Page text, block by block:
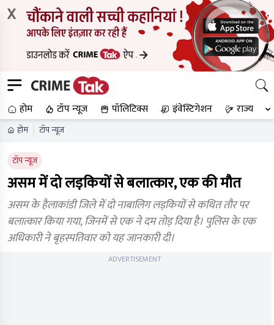
X
होम टॉप न्यूज पॉलिटिक्स इंवेस्टिगेशन राज्य
होम टॉप न्यूज
टॉप न्यूज
असम में दो लड़कियों से बलात्कार, एक की मौत
असम के हैलाकांडी जिले में दो नाबालिग लड़कियों से कथित तौर पर
बलात्कार किया गया, जिनमें से एक ने दम तोड़ दिया है। पुलिस के एक
अधिकारी ने बृहस्पतिवार को यह जानकारी दी।
ADVERTISEMENT